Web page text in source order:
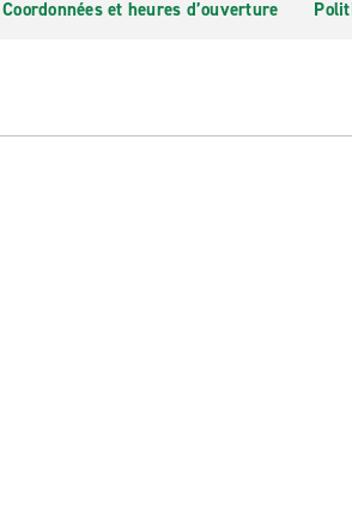
Coordonnées et heures d’ouverture